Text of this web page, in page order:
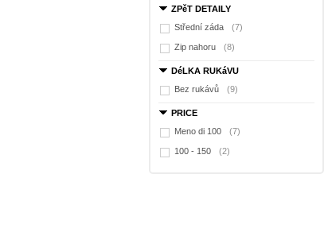
ZPěT DETAILY
Střední záda
(7)
Zip nahoru (8)
DéLKA RUKáVU
Bez rukávů
(9)
PRICE
Meno di 100
(7)
100 - 150 (2)